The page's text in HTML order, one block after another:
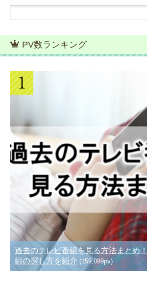
PV数ランキング
過去のテレビ番組を見る方法まとめ
組の探し方を紹介 (159,099pv)